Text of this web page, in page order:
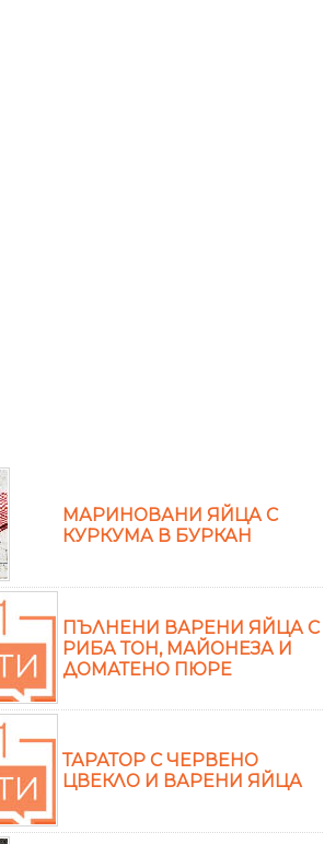
МАРИНОВАНИ ЯЙЦА С
КУРКУМА В БУРКАН
ПЪЛНЕНИ ВАРЕНИ ЯЙЦА С
РИБА ТОН, МАЙОНЕЗА И
ДОМАТЕНО ПЮРЕ
ТАРАТОР С ЧЕРВЕНО
ЦВЕКЛО И ВАРЕНИ ЯЙЦА